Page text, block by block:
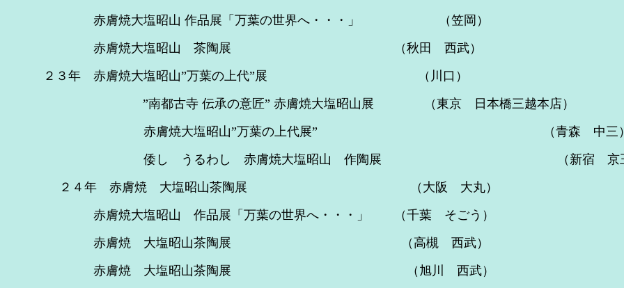
赤膚焼大塩昭山 作品展「万葉の世界へ・・・」 （笠岡）
赤膚焼大塩昭山 茶陶展 （秋田 西武）
２３年 赤膚焼大塩昭山”万葉の上代”展 （川口）
”南都古寺 伝承の意匠” 赤膚焼大塩昭山展 （東京 日本橋三越本店）
赤膚焼大塩昭山”万葉の上代展” （青森 中三
倭し うるわし 赤膚焼大塩昭山 作陶展 （新宿 京王
２４年 赤膚焼 大塩昭山茶陶展 （大阪 大丸）
赤膚焼大塩昭山 作品展「万葉の世界へ・・・」 （千葉 そごう）
赤膚焼 大塩昭山茶陶展 （高槻 西武）
赤膚焼 大塩昭山茶陶展 （旭川 西武）